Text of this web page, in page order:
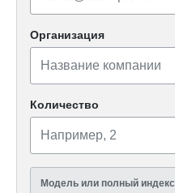
Организация
Количество
Модель или полный индекс